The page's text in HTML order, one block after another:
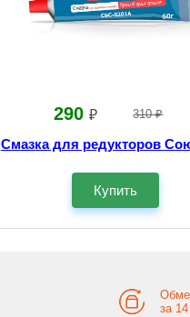
290 ₽ 310 ₽
Смазка для редукторов
Купить
за